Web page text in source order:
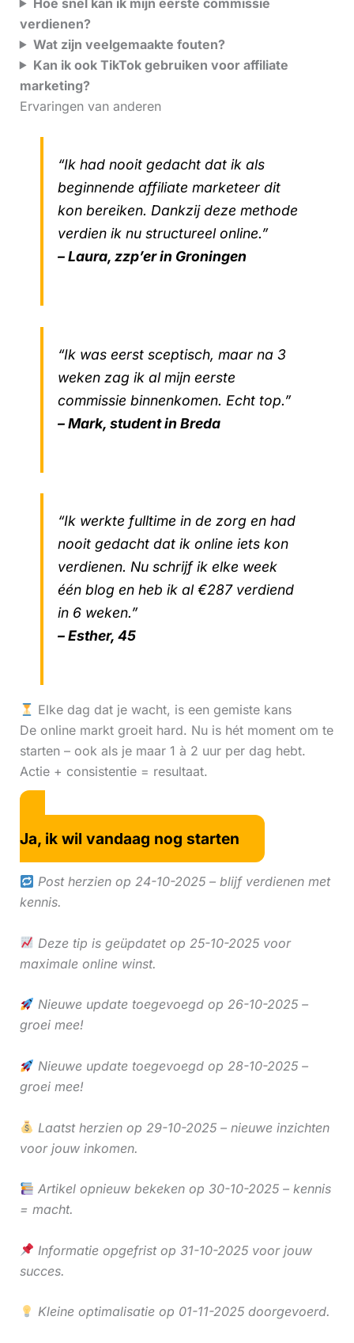
verdienen?
Wat zijn veelgemaakte fouten?
Kan ik ook TikTok gebruiken voor affiliate
marketing?
Ervaringen van anderen
“Ik had nooit gedacht dat ik als
beginnende affiliate marketeer dit
kon bereiken. Dankzij deze methode
verdien ik nu structureel online.”
– Laura, zzp’er in Groningen
“Ik was eerst sceptisch, maar na 3
weken zag ik al mijn eerste
commissie binnenkomen. Echt top.”
– Mark, student in Breda
“Ik werkte fulltime in de zorg en had
nooit gedacht dat ik online iets kon
verdienen. Nu schrijf ik elke week
één blog en heb ik al €287 verdiend
in 6 weken.”
– Esther, 45
Elke dag dat je wacht, is een gemiste kans
De online markt groeit hard. Nu is hét moment om te
starten – ook als je maar 1 à 2 uur per dag hebt.
Actie + consistentie = resultaat.
Ja, ik wil vandaag nog starten
Post herzien op 24-10-2025 – blijf verdienen met
kennis.
Deze tip is geüpdatet op 25-10-2025 voor
maximale online winst.
Nieuwe update toegevoegd op 26-10-2025 –
groei mee!
Nieuwe update toegevoegd op 28-10-2025 –
groei mee!
Laatst herzien op 29-10-2025 – nieuwe inzichten
voor jouw inkomen.
Artikel opnieuw bekeken op 30-10-2025 – kennis
= macht.
Informatie opgefrist op 31-10-2025 voor jouw
succes.
Kleine optimalisatie op 01-11-2025 doorgevoerd.